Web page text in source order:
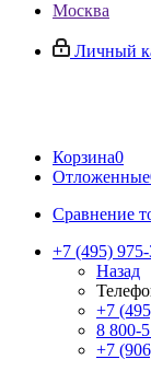
Москва
Личный
Корзина0
Отложенные
Сравнение
+7 (495) 975-
Назад
+7
8 800-
+7